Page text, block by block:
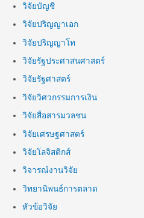
วิจัยบัญชี
วิจัยปริญญาเอก
วิจัยปริญญาโท
วิจัยรัฐประศาสนศาสตร์
วิจัยรัฐศาสตร์
วิจัยวิศวกรรมการเงิน
วิจัยสื่อสารมวลชน
วิจัยเศรษฐศาสตร์
วิจัยโลจิสติกส์
วิจารณ์งานวิจัย
วิทยานิพนธ์การตลาด
หัวข้อวิจัย